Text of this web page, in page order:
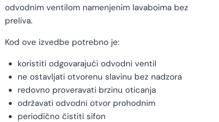
odvodnim ventilom namenjenim lavaboima bez
preliva.
Kod ove izvedbe potrebno je:
koristiti odgovarajući odvodni ventil
ne ostavljati otvorenu slavinu bez nadzora
redovno proveravati brzinu oticanja
održavati odvodni otvor prohodnim
periodično čistiti sifon